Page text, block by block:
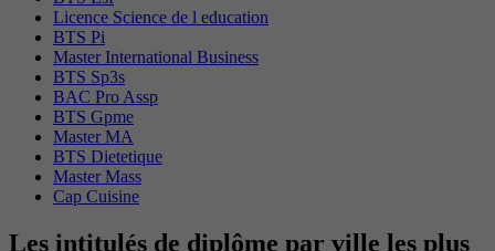
Licence Science de l education
BTS Pi
Master International Business
BTS Sp3s
BAC Pro Assp
BTS Gpme
Master MA
BTS Dietetique
Master Mass
Cap Cuisine
Les intitulés de diplôme par ville les plus